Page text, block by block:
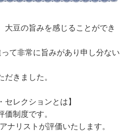
大豆の旨みを感じることができ
って非常に旨みがあり申し分ない
だきました。
セレクションとは】
価制度です。
ナリストが評価いたします。